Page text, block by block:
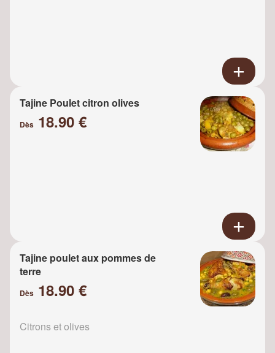
Tajine Poulet citron olives
Dès 18.90 €
Tajine poulet aux pommes de
terre
Dès 18.90 €
Citrons et olives